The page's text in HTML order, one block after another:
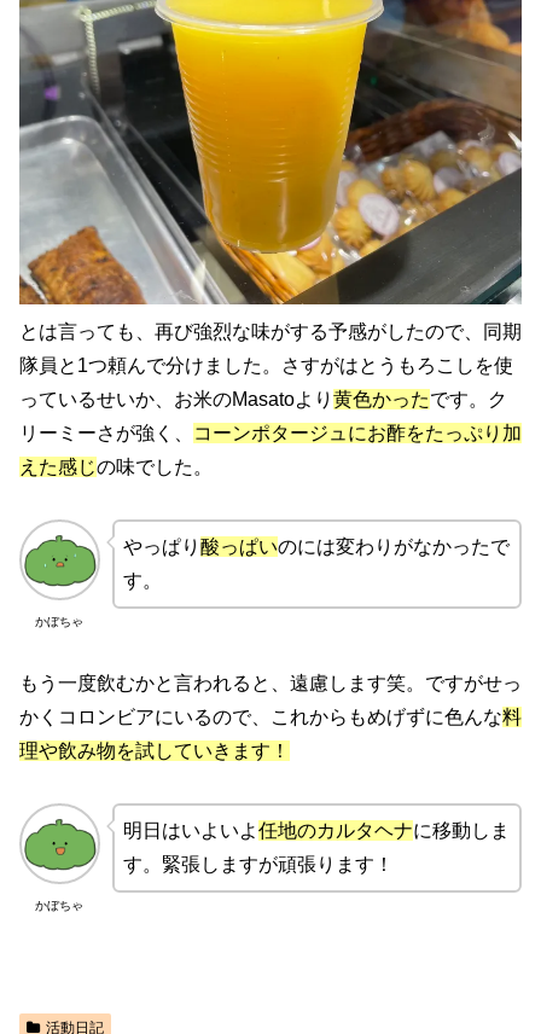
とは言っても、再び強烈な味がする予感がしたので、同期
隊員と1つ頼んで分けました。さすがはとうもろこしを使
っているせいか、お米のMasatoより 黄色かったです。ク
リーミーさが強く、
コーンポタージュにお酢をたっぷり加
えた感じの味でした。
かぼちゃ
やっぱり 酸っぱいのには変わりがなかったで
す。
もう一度飲むかと言われると、遠慮します笑。ですがせっ
かくコロンビアにいるので、これからもめげずに色んな料
理や飲み物を試していきます！
かぼちゃ
明日はいよいよ任地のカルタヘナに移動しま
す。緊張しますが頑張ります！
活動日記